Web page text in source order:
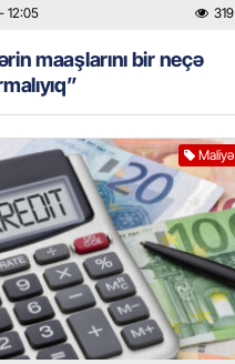
- 12:05 319
maaşlarını bir neçə
Maliyə